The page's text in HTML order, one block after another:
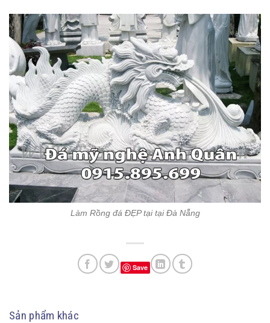
Làm Rồng đá ĐẸP tại tại Đà Nẵng
Save
Sản phẩm khác